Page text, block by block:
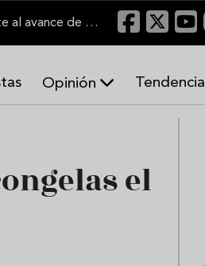
"Un viñedo bien labrado actúa como barrera frente al avance de las llamas"
Opinión
n
í
el